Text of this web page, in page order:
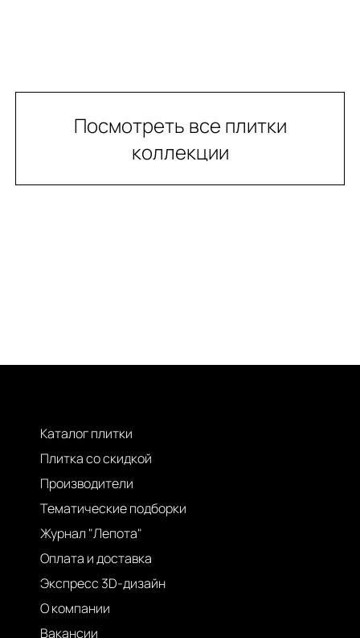
Посмотреть все плитки
коллекции
Каталог плитки
Плитка со скидкой
Производители
Тематические подборки
Журнал "Лепота"
Оплата и доставка
Экспресс 3D-дизайн
О компании
Вакансии